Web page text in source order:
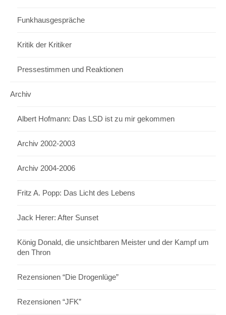
Funkhausgespräche
Kritik der Kritiker
Pressestimmen und Reaktionen
Archiv
Albert Hofmann: Das LSD ist zu mir gekommen
Archiv 2002-2003
Archiv 2004-2006
Fritz A. Popp: Das Licht des Lebens
Jack Herer: After Sunset
König Donald, die unsichtbaren Meister und der Kampf um
den Thron
Rezensionen “Die Drogenlüge”
Rezensionen “JFK”